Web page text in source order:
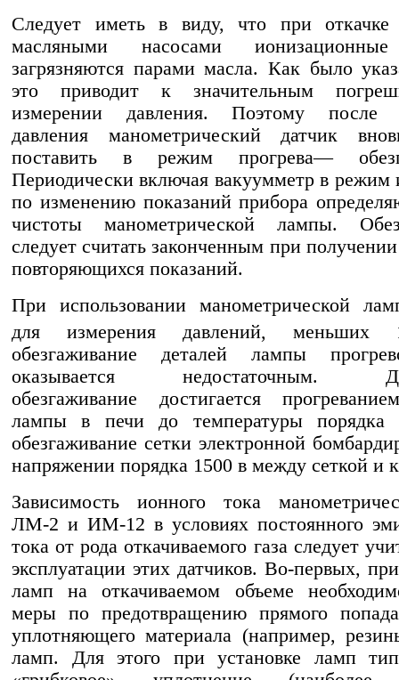
Следует иметь в виду, что при откачке
масляными насосами
загрязняются парами масла. Как было
это приводит к значительным
измерении давления. Поэтому после
давления манометрический датчик
поставить в режим прогрева—
Периодически включая вакуумметр в режим
по изменению показаний прибора
чистоты манометрической лампы.
следует считать законченным при
повторяющихся показаний.
При использовании манометрической
для измерения давлений, меньших
обезгаживание деталей лампы
оказывается недостаточным.
обезгаживание достигается
лампы в печи до температуры
обезгаживание сетки электронной
напряжении порядка 1500 в между сеткой и
Зависимость ионного тока
ЛМ-2 и ИМ-12 в условиях постоянного
тока от рода откачиваемого газа следует
эксплуатации этих датчиков. Во-первых,
ламп на откачиваемом объеме
меры по предотвращению прямого
уплотняющего материала (например,
ламп. Для этого при установке ламп